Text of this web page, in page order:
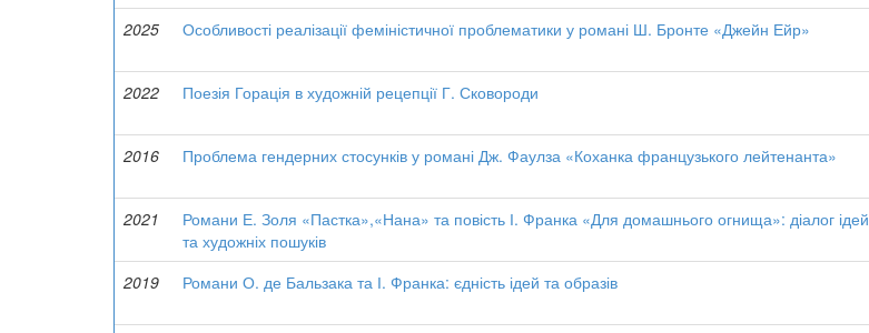
2025
Особливості реалізації феміністичної проблематики у романі Ш. Бронте «Джейн Ейр»
2022
Поезія Горація в художній рецепції Г. Сковороди
2016
Проблема гендерних стосунків у романі Дж. Фаулза «Коханка французького лейтенанта»
2021
Романи Е. Золя «Пастка»,«Нана» та повість І. Франка «Для домашнього огнища»: діалог ідей
та художніх пошуків
2019
Романи О. де Бальзака та І. Франка: єдність ідей та образів